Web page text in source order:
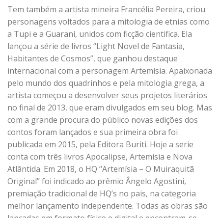
Tem também a artista mineira Francélia Pereira, criou
personagens voltados para a mitologia de etnias como
a Tupi e a Guarani, unidos com ficção cientifica. Ela
lançou a série de livros “Light Novel de Fantasia,
Habitantes de Cosmos”, que ganhou destaque
internacional com a personagem Artemísia. Apaixonada
pelo mundo dos quadrinhos e pela mitologia grega, a
artista começou a desenvolver seus projetos literários
no final de 2013, que eram divulgados em seu blog. Mas
com a grande procura do público novas edições dos
contos foram lançados e sua primeira obra foi
publicada em 2015, pela Editora Buriti. Hoje a serie
conta com três livros Apocalipse, Artemísia e Nova
Atlântida. Em 2018, o HQ “Artemísia – O Muiraquitã
Original” foi indicado ao prêmio Ângelo Agostini,
premiação tradicional de HQ’s no pais, na categoria
melhor lançamento independente. Todas as obras são